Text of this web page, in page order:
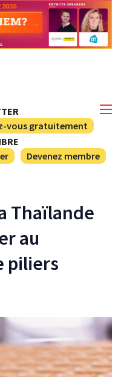
vous gratuitement
Devenez membre
Thaïlande
au
piliers